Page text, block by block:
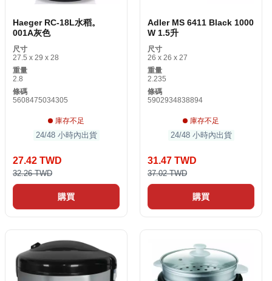
Haeger RC-18L水稻。
001A灰色
尺寸
27.5 x 29 x 28
重量
2.8
條碼
5608475034305
庫存不足
24/48 小時內出貨
27.42 TWD
32.26 TWD
購買
Adler MS 6411 Black 1000
W 1.5升
尺寸
26 x 26 x 27
重量
2.235
條碼
5902934838894
庫存不足
24/48 小時內出貨
31.47 TWD
37.02 TWD
購買